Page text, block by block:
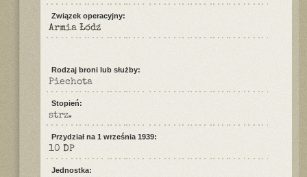
Związek operacyjny:
Armia Łódź
Rodzaj broni lub służby:
Piechota
Stopień:
strz.
Przydział na 1 września 1939:
10 DP
Jednostka: